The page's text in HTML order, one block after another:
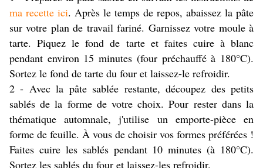
ma recette ici. Après le temps de repos, abaissez la pâte
sur votre plan de travail fariné. Garnissez votre moule à
tarte. Piquez le fond de tarte et faites cuire à blanc
pendant environ 15 minutes (four préchauffé à 180°C).
Sortez le fond de tarte du four et laissez-le refroidir.
2 - Avec la pâte sablée restante, découpez des petits
sablés de la forme de votre choix. Pour rester dans la
thématique automnale, j'utilise un emporte-pièce en
forme de feuille. À vous de choisir vos formes préférées !
Faites cuire les sablés pendant 10 minutes (à 180°C).
Sortez les sablés du four et laissez-les refroidir.